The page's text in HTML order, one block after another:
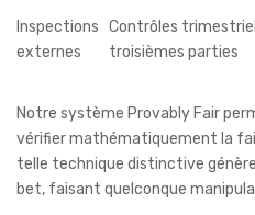
Inspections
externes
Contrôles
troisièmes parties
Notre système Provably Fair
vérifier mathématiquement la
telle technique distinctive
bet, faisant quelconque